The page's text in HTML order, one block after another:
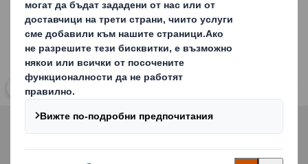
Кликнете, за да отворите снимката